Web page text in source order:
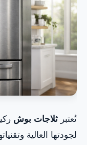
معتمدون
أهمية فني
ميزات مركز
دبي
تُعتبر ثلاجات بوش
لجودتها العالية